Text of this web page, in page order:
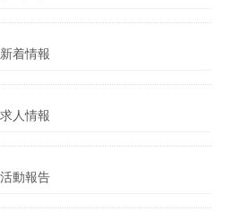
新着情報
求人情報
活動報告